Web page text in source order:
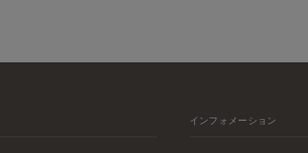
インフォメーション